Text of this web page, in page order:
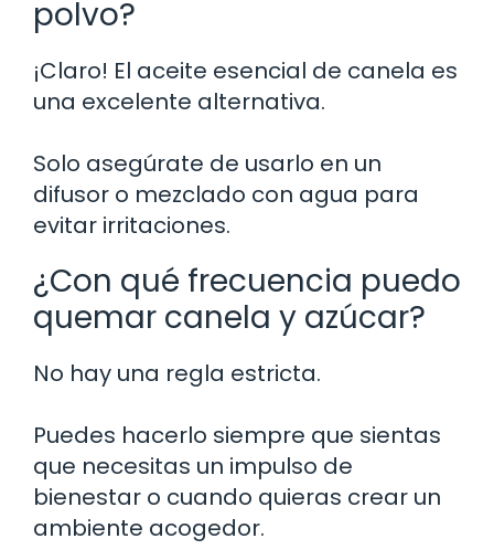
polvo?
¡Claro! El aceite esencial de canela es
una excelente alternativa.
Solo asegúrate de usarlo en un
difusor o mezclado con agua para
evitar irritaciones.
¿Con qué frecuencia puedo
quemar canela y azúcar?
No hay una regla estricta.
Puedes hacerlo siempre que sientas
que necesitas un impulso de
bienestar o cuando quieras crear un
ambiente acogedor.